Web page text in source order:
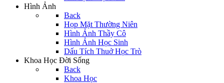
Hình Ảnh
Back
Họp Mặt Thường Niên
Hình Ảnh Thầy Cô
Hình Ảnh Học Sinh
Dấu Tích Thuở Học Trò
Khoa Học Đời Sống
Back
Khoa Học